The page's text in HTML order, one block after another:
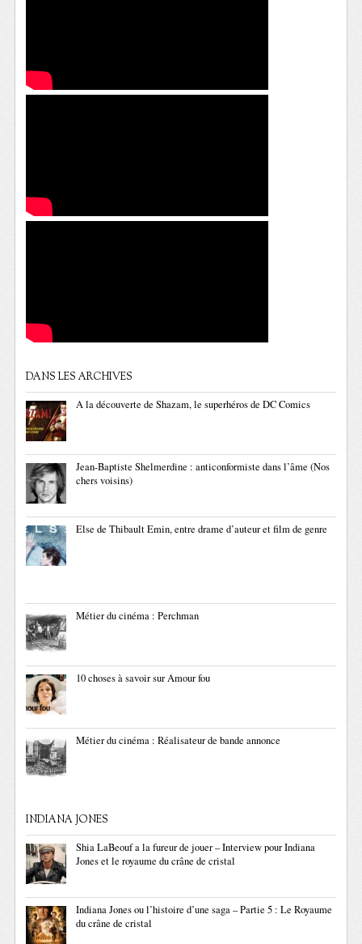
DANS LES ARCHIVES
A la découverte de Shazam, le superhéros de DC Comics
Jean-Baptiste Shelmerdine : anticonformiste dans l’âme (Nos
chers voisins)
Else de Thibault Emin, entre drame d’auteur et film de genre
Métier du cinéma : Perchman
10 choses à savoir sur Amour fou
Métier du cinéma : Réalisateur de bande annonce
INDIANA JONES
Shia LaBeouf a la fureur de jouer – Interview pour Indiana
Jones et le royaume du crâne de cristal
Indiana Jones ou l’histoire d’une saga – Partie 5 : Le Royaume
du crâne de cristal